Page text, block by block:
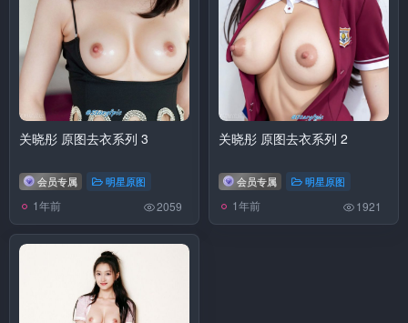
关晓彤 原图去衣系列 3
会员专属 明星原图
1年前 2059
关晓彤 原图去衣系列 2
会员专属 明星原图
1年前 1921